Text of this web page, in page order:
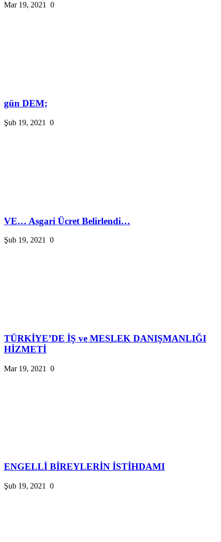
Mar 19, 2021 0
gün DEM;
Şub 19, 2021 0
VE… Asgari Ücret Belirlendi…
Şub 19, 2021 0
TÜRKİYE’DE İŞ ve MESLEK DANIŞMANLIĞI
HİZMETİ
Mar 19, 2021 0
ENGELLİ BİREYLERİN İSTİHDAMI
Şub 19, 2021 0